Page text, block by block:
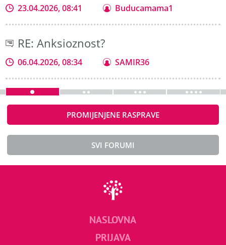
23.04.2026, 08:41 Buducamama1
RE: Anksioznost?
06.04.2026, 08:34 SAMIR36
PROMIJENJENE RASPRAVE
SVI FORUMI
NASLOVNA
PRIJAVA